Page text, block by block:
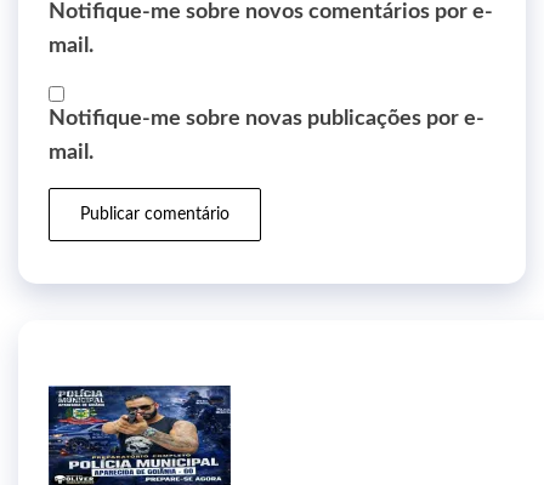
Notifique-me sobre novos comentários por e-
mail.
Notifique-me sobre novas publicações por e-
mail.